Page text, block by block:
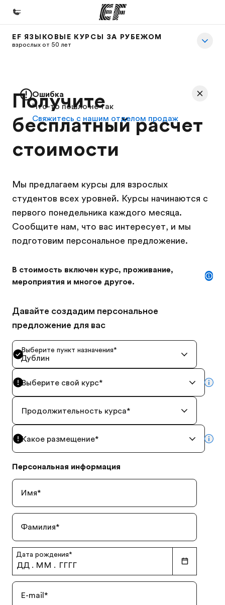
Главная
Все курсы и программы EF
Офисы
О нас
Присоединиться к нашей команде
EF ЯЗЫКОВЫЕ КУРСЫ ЗА РУБЕЖОМ
взрослых от 50 лет
Получите
бесплатный расчет
стоимости
Мы предлагаем курсы для взрослых
студентов всех уровней. Курсы начинаются с
первого понедельника каждого месяца.
Сообщите нам, что вас интересует, и мы
подготовим персональное предложение.
В стоимость включен курс, проживание,
мероприятия и многое другое.
Давайте создадим персональное
предложение для вас
Выберите пункт назначения*
Дублин
Выберите свой курс*
Продолжительность курса*
Какое размещение*
Персональная информация
Имя*
Фамилия*
Дата рождения*
ДД . ММ . ГГГГ
E-mail *
Ошибка
Что-то пошло не так
Свяжитесь с нашим отделом продаж